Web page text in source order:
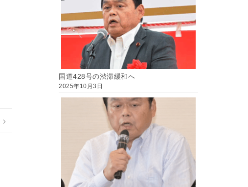
国道428号の渋滞緩和へ
2025年10月3日